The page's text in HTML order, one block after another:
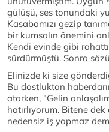
gülüşü, ses tonundaki
Kasabamızı gezip
bir kumsalın önemini
Kendi evinde gibi
sürdürmüştü. Sonra
Elinizde ki size
Bu dostluktan
atarken, "Gelin
hatırlıyorum. Bitene
nedensiz iş yapmaz